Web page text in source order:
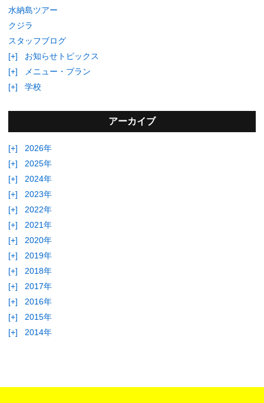
水納島ツアー
クジラ
スタッフブログ
[+]
お知らせトピックス
[+]
メニュー・プラン
[+]
学校
アーカイブ
[+]
2026年
[+]
2025年
[+]
2024年
[+]
2023年
[+]
2022年
[+]
2021年
[+]
2020年
[+]
2019年
[+]
2018年
[+]
2017年
[+]
2016年
[+]
2015年
[+]
2014年